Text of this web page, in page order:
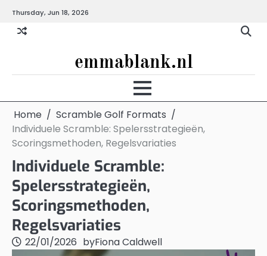
content
Thursday, Jun 18, 2026
emmablank.nl
Home
Scramble Golf Formats
Individuele Scramble: Spelersstrategieën,
Scoringsmethoden, Regelsvariaties
Individuele Scramble:
Spelersstrategieën,
Scoringsmethoden,
Regelsvariaties
22/01/2026 byFiona Caldwell